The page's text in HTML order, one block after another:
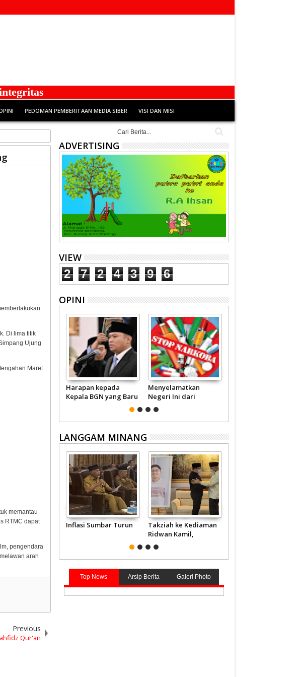
PEDOMAN PEMBERITAAN MEDIA SIBER VISI DAN MISI
Di lima titik
Ujung
Maret
memantau
RTMC dapat
pengendara
arah
Previous
Qur'an
ADVERTISING
VIEW
2 7 2 4 3 9 6
OPINI
Harapan kepada
Kepala BGN yang Baru
Menyelamatkan
Negeri Ini dari
Narkoba
LANGGAM MINANG
Inflasi Sumbar Turun
Takziah ke Kediaman
Ridwan Kamil,
Gubernur Mahyeldi
Doakan Eril Syahid
Top News Arsip Berita Galeri Photo